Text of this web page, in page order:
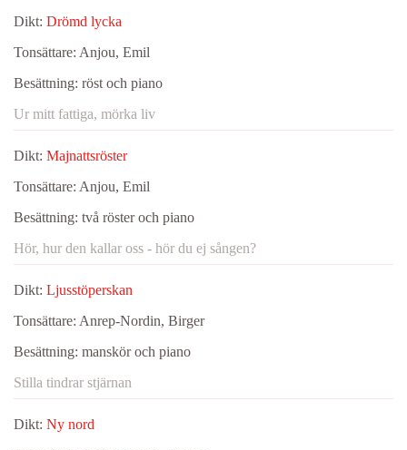
Dikt: Drömd lycka
Tonsättare: Anjou, Emil
Besättning: röst och piano
Ur mitt fattiga, mörka liv
Dikt: Majnattsröster
Tonsättare: Anjou, Emil
Besättning: två röster och piano
Hör, hur den kallar oss - hör du ej sången?
Dikt: Ljusstöperskan
Tonsättare: Anrep-Nordin, Birger
Besättning: manskör och piano
Stilla tindrar stjärnan
Dikt: Ny nord